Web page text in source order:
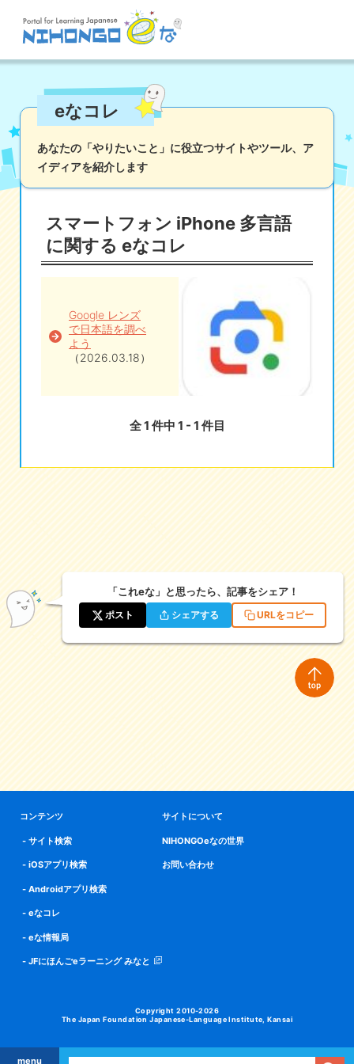
menu
読む 書く 聞く
かな
iOSアプリ検索
eなコレ
eなコレ
あなたの「やりたいこと」に役立つサイトやツール、 ア
イディアを紹介します
スマートフォン iPhone 多言語
に関する eなコレ
Google レンズ
で日本語を調べ
よう
（2026.03.18）
全 1 件中 1 - 1 件目
「これeな」と思ったら、記事をシェア！
ポスト シェアする URLをコピー
コンテンツ
サイト検索
iOSアプリ検索
Androidアプリ検索
eなコレ
eな情報局
JFにほんごeラーニング みなと
サイトについて
NIHONGOeなの世界
お問い合わせ
Copyright 2010-2026
The Japan Foundation Japanese-Language Institute, Kansai